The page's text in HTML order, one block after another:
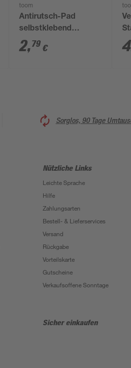
toom
Antirutsch-Pad
selbstklebend
schwarz 100 x 100
mm
2,79 € 4
Sorglos, 90 Tage
Nützliche Links
Leichte Sprache
Hilfe
Zahlungsarten
Bestell- & Lieferservices
Versand
Rückgabe
Vorteilskarte
Gutscheine
Verkaufsoffene Sonntage
Sicher einkaufen